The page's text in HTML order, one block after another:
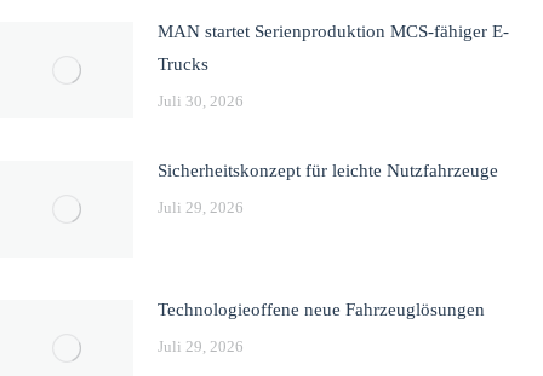
MAN startet Serienproduktion MCS-fähiger E-
Trucks
Juli 30, 2026
Sicherheitskonzept für leichte Nutzfahrzeuge
Juli 29, 2026
Technologieoffene neue Fahrzeuglösungen
Juli 29, 2026